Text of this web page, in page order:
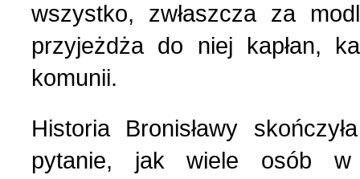
wszystko, zwłaszcza za
przyjeżdża do niej kapłan,
komunii.
Historia Bronisławy
pytanie, jak wiele osób w